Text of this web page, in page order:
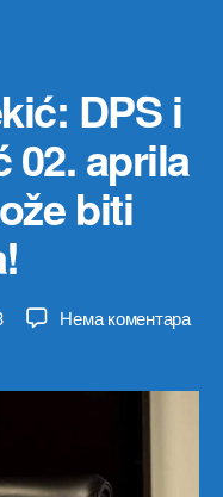
DPS i
02. aprila
biti
Нема коментарана